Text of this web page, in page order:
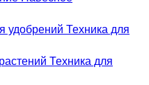
Техника для
Техника для